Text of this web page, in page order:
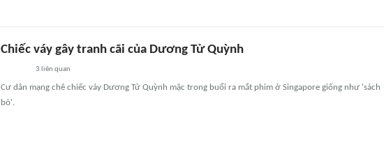
Chiếc váy gây tranh cãi của Dương Tử Quỳnh
3 liên quan
Cư dân mạng chê chiếc váy Dương Tử Quỳnh mặc trong buổi ra mắt phim ở Singapore giống như 'sách
bò'.